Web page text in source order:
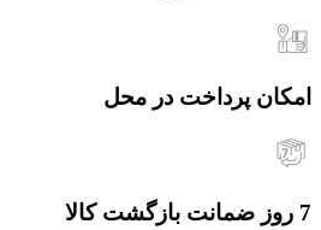
امکان پرداخت در محل
7 روز ضمانت بازگشت کالا